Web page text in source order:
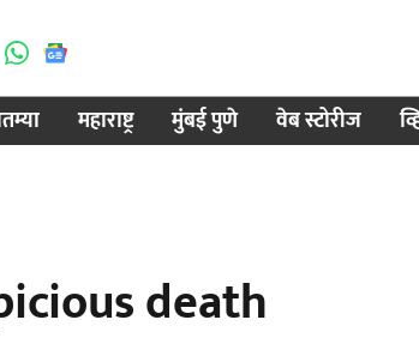
महाराष्ट्र मुंबई पुणे वेब स्टोरीज
death